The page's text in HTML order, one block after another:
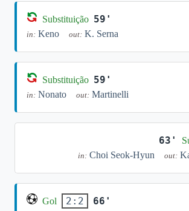
Substituição 59'
in: Keno out: K. Serna
Substituição 59'
in: Nonato out: Martinelli
63'
in: Choi Seok-Hyun out:
Gol 2:2 66'